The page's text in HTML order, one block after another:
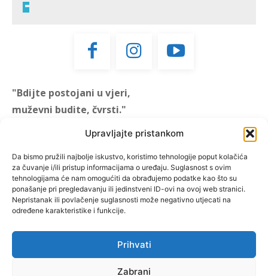
Upravljajte pristankom
Da bismo pružili najbolje iskustvo, koristimo tehnologije poput kolačića
za čuvanje i/ili pristup informacijama o uređaju. Suglasnost s ovim
tehnologijama će nam omogućiti da obrađujemo podatke kao što su
ponašanje pri pregledavanju ili jedinstveni ID-ovi na ovoj web stranici.
Nepristanak ili povlačenje suglasnosti može negativno utjecati na
određene karakteristike i funkcije.
Prihvati
Zabrani
"Bdijte postojani u vjeri,
muževni budite, čvrsti."
"Muževni budite" prvi je
hrvatski portal za katoličke
muškarce koji pokušava
reafirmirati u današnje
vrijeme itekako narušen
biblijski koncept muževnosti,
koji pokušavamo osvijetliti iz
više aspekata, prigodnih
rubrika i poticajnih inicijativa.